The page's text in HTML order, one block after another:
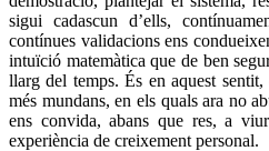
sigui cadascun d’ells,
contínues validacions ens
intuïció matemàtica que de ben
llarg del temps. És en aquest
més mundans, en els quals ara no
ens convida, abans que res, a
experiència de creixement personal.